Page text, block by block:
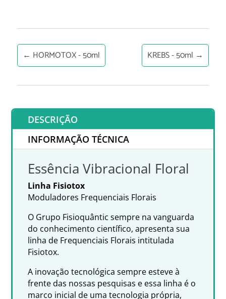
← HORMOTOX - 50ml KREBS - 50ml →
DESCRIÇÃO
INFORMAÇÃO TÉCNICA
Essência Vibracional Floral
Linha Fisiotox
Moduladores Frequenciais Florais
O Grupo Fisioquântic sempre na vanguarda
do conhecimento científico, apresenta sua
linha de Frequenciais Florais intitulada
Fisiotox.
A inovação tecnológica sempre esteve à
frente das nossas pesquisas e essa linha é o
marco inicial de uma tecnologia própria,